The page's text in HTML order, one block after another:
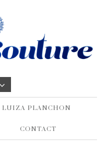
LUIZA PLANCHON
CONTACT